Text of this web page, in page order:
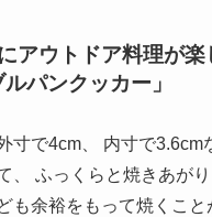
アウトドア料理が
ルパンクッカー」
寸で4cm、 内寸で
、 ふっくらと焼きあが
も余裕をもって焼くこ